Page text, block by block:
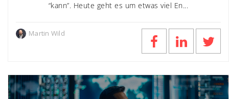
“kann”. Heute geht es um etwas viel En...
Martin Wild